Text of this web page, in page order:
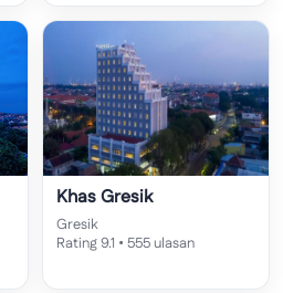
Khas Gresik
Gresik
Rating 9.1 • 555 ulasan